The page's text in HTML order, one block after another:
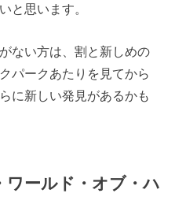
と思います。
ない方は、割と新しめの
パークあたりを見てから
に新しい発見があるかも
ワールド・オブ・ハ